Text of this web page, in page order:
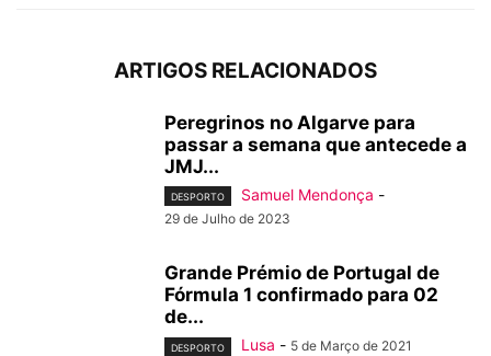
ARTIGOS RELACIONADOS
Peregrinos no Algarve para
passar a semana que antecede a
JMJ...
DESPORTO Samuel Mendonça -
29 de Julho de 2023
Grande Prémio de Portugal de
Fórmula 1 confirmado para 02
de...
DESPORTO Lusa - 5 de Março de 2021